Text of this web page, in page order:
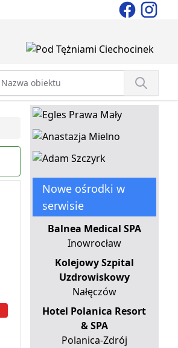
Nowe ośrodki w
serwisie
Balnea Medical SPA
Inowrocław
Kolejowy Szpital
Uzdrowiskowy
Nałęczów
Hotel Polanica Resort
& SPA
Polanica-Zdrój